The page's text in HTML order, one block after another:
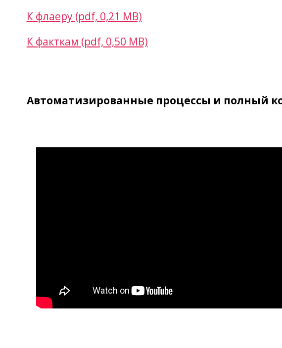
К флаеру (pdf, 0,21 MB)
К факткам (pdf, 0,50 MB)
Автоматизированные процессы и полный